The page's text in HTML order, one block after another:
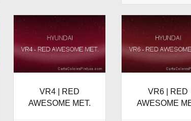
VR4 | RED
AWESOME MET.
VR6 | RED
AWESOME